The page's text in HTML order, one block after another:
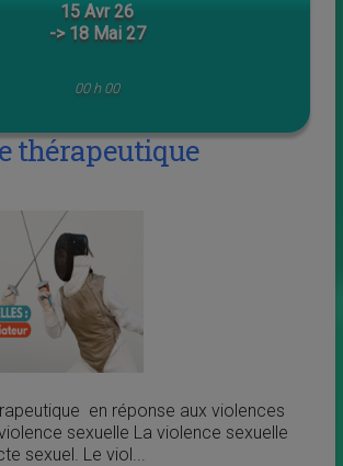
15 Avr 26
-> 18 Mai 27
00 h 00
thérapeutique
en réponse aux violences
sexuelle La violence sexuelle
sexuel. Le viol...